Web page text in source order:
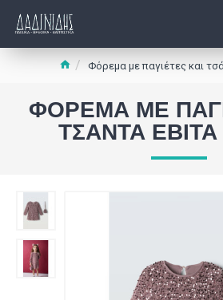
Φόρεμα με παγιέτες και
ΦΌΡΕΜΑ ΜΕ
ΤΣΆΝΤΑ ΕΒΊΤΑ